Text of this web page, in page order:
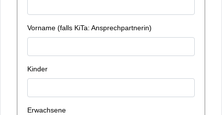
Vorname (falls KiTa: Ansprechpartnerin)
Kinder
Erwachsene